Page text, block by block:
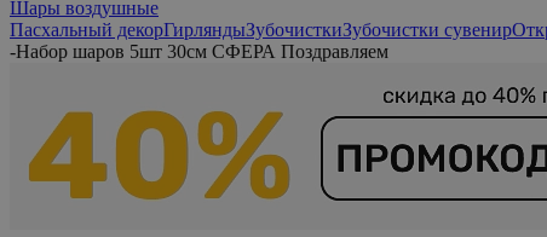
Шары воздушные
Пасхальный декорГирляндыЗубочисткиЗубочистки сувенир
-Набор шаров 5шт 30см СФЕРА Поздравляем